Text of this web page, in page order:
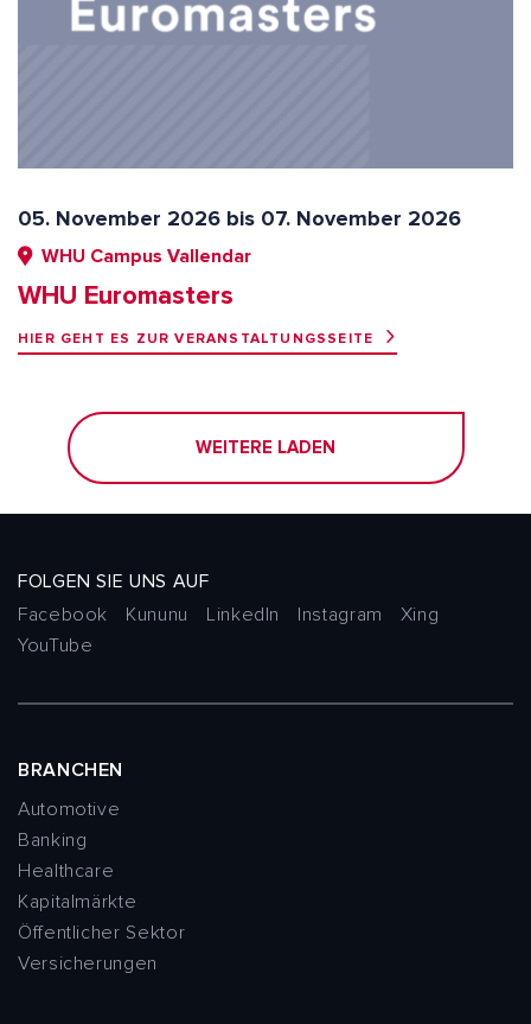
05. November 2026 bis 07. November 2026
WHU Campus Vallendar
WHU Euromasters
HIER GEHT ES ZUR VERANSTALTUNGSSEITE
WEITERE LADEN
FOLGEN SIE UNS AUF
Facebook
Kununu LinkedIn Instagram
Xing
YouTube
BRANCHEN
Automotive
Banking
Healthcare
Kapitalmärkte
Öffentlicher Sektor
Versicherungen